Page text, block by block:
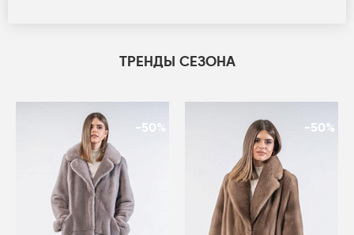
ТРЕНДЫ СЕЗОНА
-50% -50%